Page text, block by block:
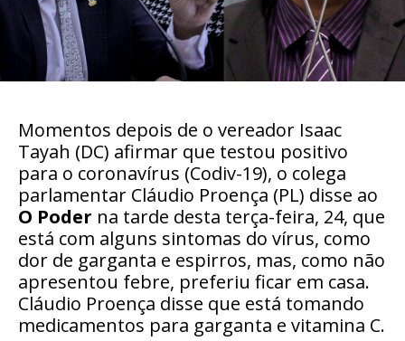
Momentos depois de o vereador Isaac
Tayah (DC) afirmar que testou positivo
para o coronavírus (Codiv-19), o colega
parlamentar Cláudio Proença (PL) disse ao
O Poder na tarde desta terça-feira, 24, que
está com alguns sintomas do vírus, como
dor de garganta e espirros, mas, como não
apresentou febre, preferiu ficar em casa.
Cláudio Proença disse que está tomando
medicamentos para garganta e vitamina C.